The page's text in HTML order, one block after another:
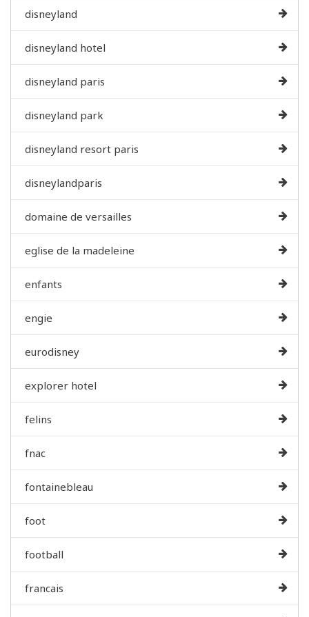
disneyland
disneyland hotel
disneyland paris
disneyland park
disneyland resort paris
disneylandparis
domaine de versailles
eglise de la madeleine
enfants
engie
eurodisney
explorer hotel
felins
fnac
fontainebleau
foot
football
francais